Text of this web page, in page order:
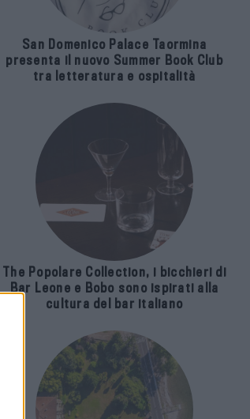
San Domenico Palace Taormina
presenta il nuovo Summer Book Club
tra letteratura e ospitalità
The Popolare Collection, i bicchieri di
Bar Leone e Bobo sono ispirati alla
cultura del bar italiano